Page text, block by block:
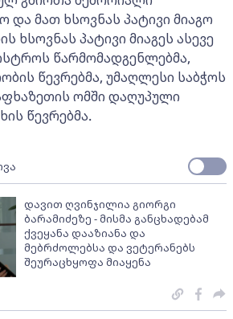
და მათ ხსოვნას პატივი მიაგო
ხსოვნას პატივი მიაგეს ასევე
წარმომადგენლებმა,
წევრებმა, უმაღლესი საბჭოს
ომში დაღუპული
წევრებმა.
დავით ღვინჯილია გიორგი
ბარამიძეზე - მისმა განცხადებამ
ქვეყანა დააზიანა და
მებრძოლებსა და ვეტერანებს
შეურაცხყოფა მიაყენა